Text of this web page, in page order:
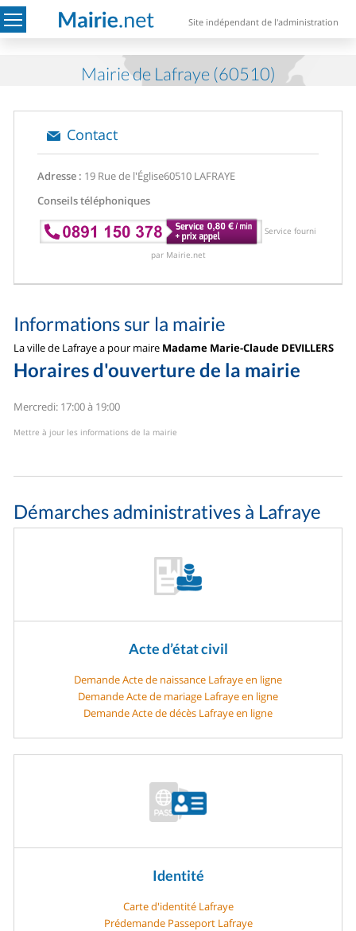
Site indépendant de l'administration
Mairie de Lafraye (60510)
Contact
Adresse : 19 Rue de l'Église60510 LAFRAYE
Conseils téléphoniques
Service fourni
par Mairie.net
Informations sur la mairie
La ville de Lafraye a pour maire Madame Marie-Claude DEVILLERS
Horaires d'ouverture de la mairie
Mercredi: 17:00 à 19:00
Mettre à jour les informations de la mairie
Démarches administratives à Lafraye
Acte d’état civil
Demande Acte de naissance Lafraye en ligne
Demande Acte de mariage Lafraye en ligne
Demande Acte de décès Lafraye en ligne
Identité
Carte d'identité Lafraye
Prédemande Passeport Lafraye